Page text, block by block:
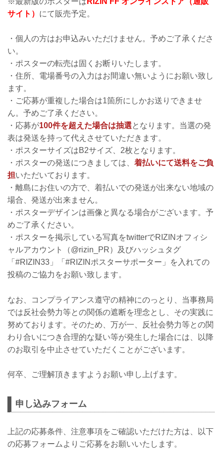
サイト） にて販売予定。
・個人の方はお申込みいただけません。予めご了承くださ
い。
・ポスターの転売は固くお断りいたします。
・住所、電場番号の入力はお間違い無いようにお願い致し
ます。
・ご応募が重複した場合は1箇所にしかお送りできませ
ん。予めご了承ください。
・応募が100件を超えた場合は抽選となります。当選の発
表は発送を持って代えさせていただきます。
・ポスターサイズはB2サイズ、2枚となります。
・ポスターの発送につきましては、 着払いにて送料をご負
担いただいております。
・離島にお住いの方で、着払いでの発送が出来ない地域の
場合、発送が出来ません。
・ポスターデザインは画像と異なる場合がございます。予
めご了承ください。
・ポスターを掲示している写真をtwitterでRIZINオフィシ
ャルアカウント（@rizin_PR）及びハッシュタグ
「#RIZIN33」「#RIZINポスターサポーター」を入れての
投稿のご協力をお願い致します。
なお、コンプライアンス遵守の精神にのっとり、当事務局
では反社会勢力等との関係の遮断を理念とし、その実践に
努めております。そのため、万が一、反社会勢力等との関
わり合いにつき合理的な疑い等が発生した場合には、以降
のお取引を中止させていただくことがございます。
何卒、ご理解頂きますようお願い申し上げます。
申し込みフォーム
上記の応募条件、注意事項をご確認いただけた方は、以下
の応募フォームよりご応募をお願いいたします。